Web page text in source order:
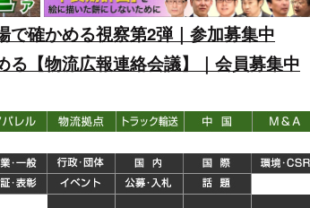
で確かめる視察第2弾｜参加募集中
る【物流広報連絡会議】｜会員募集中